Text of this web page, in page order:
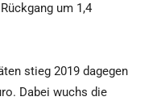
um 1,4
stieg 2019 dagegen
Dabei wuchs die